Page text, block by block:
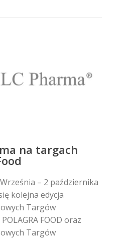
na targach
– 2 października
kolejna edycja
Targów
FOOD oraz
Targów